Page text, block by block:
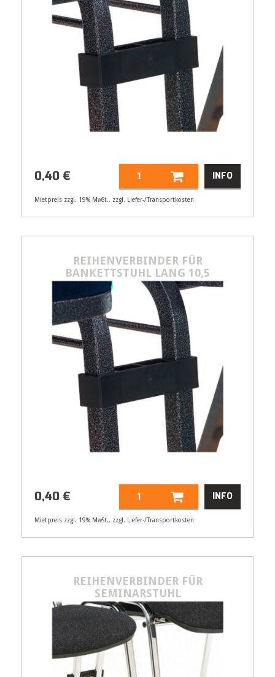
Artikelnummer
32109
0,40 € INFO
Mietpreis zzgl. 19% MwSt., zzgl. Liefer-/Transportkosten
REIHENVERBINDER FÜR
BANKETTSTUHL LANG 10,5
Artikelnummer
32111
0,40 € INFO
Mietpreis zzgl. 19% MwSt., zzgl. Liefer-/Transportkosten
REIHENVERBINDER FÜR
SEMINARSTUHL